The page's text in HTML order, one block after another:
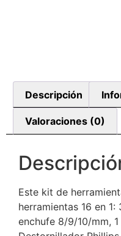
Descripción
Valoraciones (0)
Este kit de
herramientas 16 en
enchufe 8/9/10/mm,